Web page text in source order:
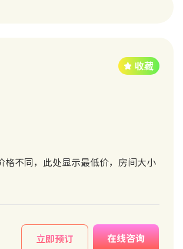
不同，此处显示最低价，房间大小
立即预订 在线咨询